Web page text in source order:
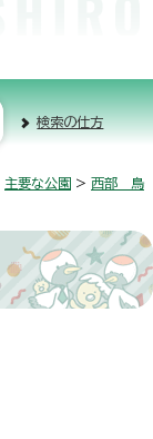
検索の仕方
主要な公園 > 西部 鳥